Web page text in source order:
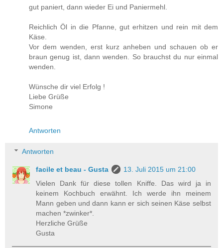
gut paniert, dann wieder Ei und Paniermehl.
Reichlich Öl in die Pfanne, gut erhitzen und rein mit dem
Käse.
Vor dem wenden, erst kurz anheben und schauen ob er
braun genug ist, dann wenden. So brauchst du nur einmal
wenden.
Wünsche dir viel Erfolg !
Liebe Grüße
Simone
Antworten
Antworten
facile et beau - Gusta
13. Juli 2015 um 21:00
Vielen Dank für diese tollen Kniffe. Das wird ja in
keinem Kochbuch erwähnt. Ich werde ihn meinem
Mann geben und dann kann er sich seinen Käse selbst
machen *zwinker*.
Herzliche Grüße
Gusta